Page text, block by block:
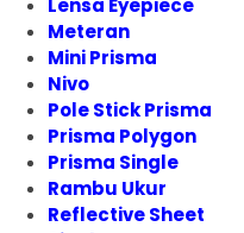
Lensa Eyepiece
Meteran
Mini Prisma
Nivo
Pole Stick Prisma
Prisma Polygon
Prisma Single
Rambu Ukur
Reflective Sheet